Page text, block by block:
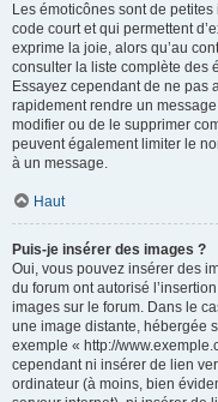
Les émoticônes sont de
code court et qui permettent
exprime la joie, alors qu’au
consulter la liste complète des
Essayez cependant de ne pas
rapidement rendre un
modifier ou de le supprimer
peuvent également limiter le
à un message.
Haut
Puis-je insérer des images ?
Oui, vous pouvez insérer des
du forum ont autorisé
images sur le forum. Dans le
une image distante, hébergée
exemple « http://
cependant ni insérer de lien
ordinateur (à moins, bien